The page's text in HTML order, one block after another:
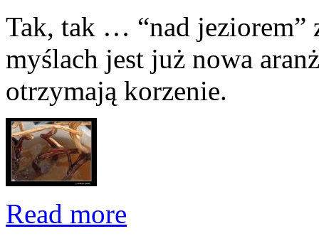
Tak, tak … “nad jeziorem”
myślach jest już nowa
otrzymają korzenie.
Read more